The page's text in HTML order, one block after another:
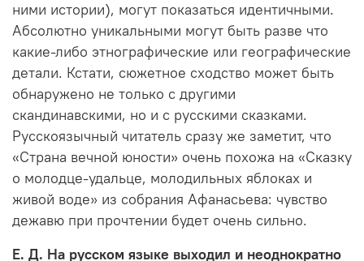
ними истории), могут показаться идентичными.
Абсолютно уникальными могут быть разве что
какие-либо этнографические или географические
детали. Кстати, сюжетное сходство может быть
обнаружено не только с другими
скандинавскими, но и с русскими сказками.
Русскоязычный читатель сразу же заметит, что
«Страна вечной юности» очень похожа на «Сказку
о молодце-удальце, молодильных яблоках и
живой воде» из собрания Афанасьева: чувство
дежавю при прочтении будет очень сильно.
Е. Д. На русском языке выходил и неоднократно